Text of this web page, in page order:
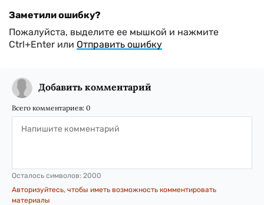
Заметили ошибку?
Пожалуйста, выделите ее мышкой и нажмите
Ctrl+Enter или Отправить ошибку
Добавить комментарий
Всего комментариев: 0
Осталось символов: 2000
Авторизуйтесь, чтобы иметь возможность комментировать
материалы